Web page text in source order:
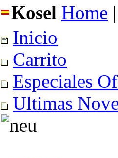
Kosel Home |
Inicio
Carrito
Especiales
Ultimas